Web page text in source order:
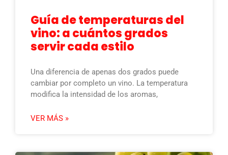
Guía de temperaturas del
vino: a cuántos grados
servir cada estilo
Una diferencia de apenas dos grados puede
cambiar por completo un vino. La temperatura
modifica la intensidad de los aromas,
VER MÁS »